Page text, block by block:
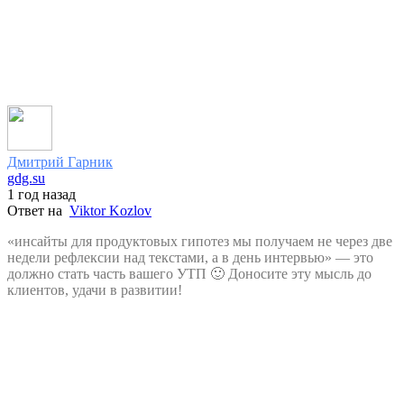
Дмитрий Гарник
gdg.su
1 год назад
Ответ на Viktor Kozlov
«инсайты для продуктовых гипотез мы получаем не через две
недели рефлексии над текстами, а в день интервью» — это
должно стать часть вашего УТП 🙂 Доносите эту мысль до
клиентов, удачи в развитии!